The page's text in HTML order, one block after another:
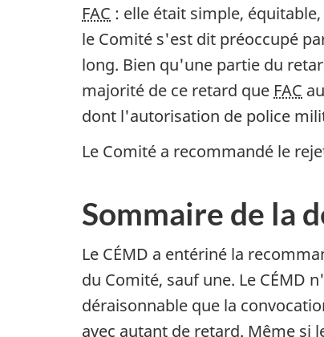
FAC : elle était simple,
le Comité s'est dit préoccupé
long. Bien qu'une partie du
majorité de ce retard que FAC
dont l'autorisation de police
Le Comité a recommandé le
Sommaire de la
Le CÉMD a entériné la
du Comité, sauf une. Le CÉMD
déraisonnable que la
avec autant de retard. Même si